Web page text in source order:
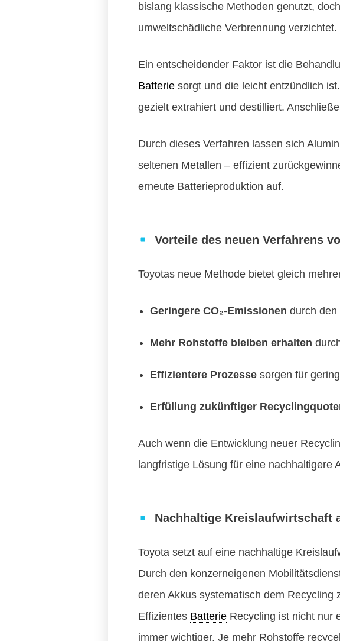
bislang klassische Methoden genutzt,
umweltschädliche Verbrennung verzichtet.
Ein entscheidender Faktor ist die
Batterie sorgt und die leicht entzündlich
gezielt extrahiert und destilliert.
Durch dieses Verfahren lassen sich
seltenen Metallen – effizient
erneute Batterieproduktion auf.
Vorteile des neuen Verfahrens
Toyotas neue Methode bietet gleich
Geringere CO₂-Emissionen durch den
Mehr Rohstoffe bleiben erhalten
Effizientere Prozesse sorgen für
Erfüllung zukünftiger
Auch wenn die Entwicklung neuer
langfristige Lösung für eine nachhaltigere
Nachhaltige Kreislaufwirtschaft
Toyota setzt auf eine nachhaltige
Durch den konzerneigenen
deren Akkus systematisch dem Recycling
Effizientes Batterie Recycling ist nicht nur
immer wichtiger. Je mehr Rohstoffe